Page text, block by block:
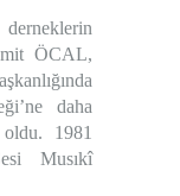
ÖCAL,
daha
1981
Musıkî